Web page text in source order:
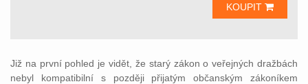
KOUPIT
Již na první pohled je vidět, že starý zákon o veřejných dražbách
nebyl kompatibilní s později přijatým občanským zákoníkem